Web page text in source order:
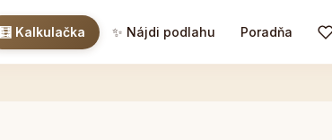
🧮 Kalkulačka ✨ Nájdi podlahu Poradňa